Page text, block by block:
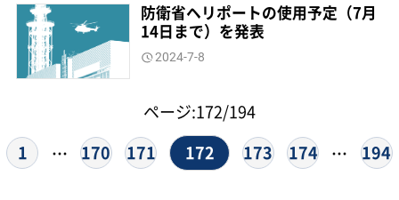
防衛省ヘリポートの使用予定（7月
14日まで）を発表
2024-7-8
ページ:172/194
1
… 170 171 172 173 174 … 194